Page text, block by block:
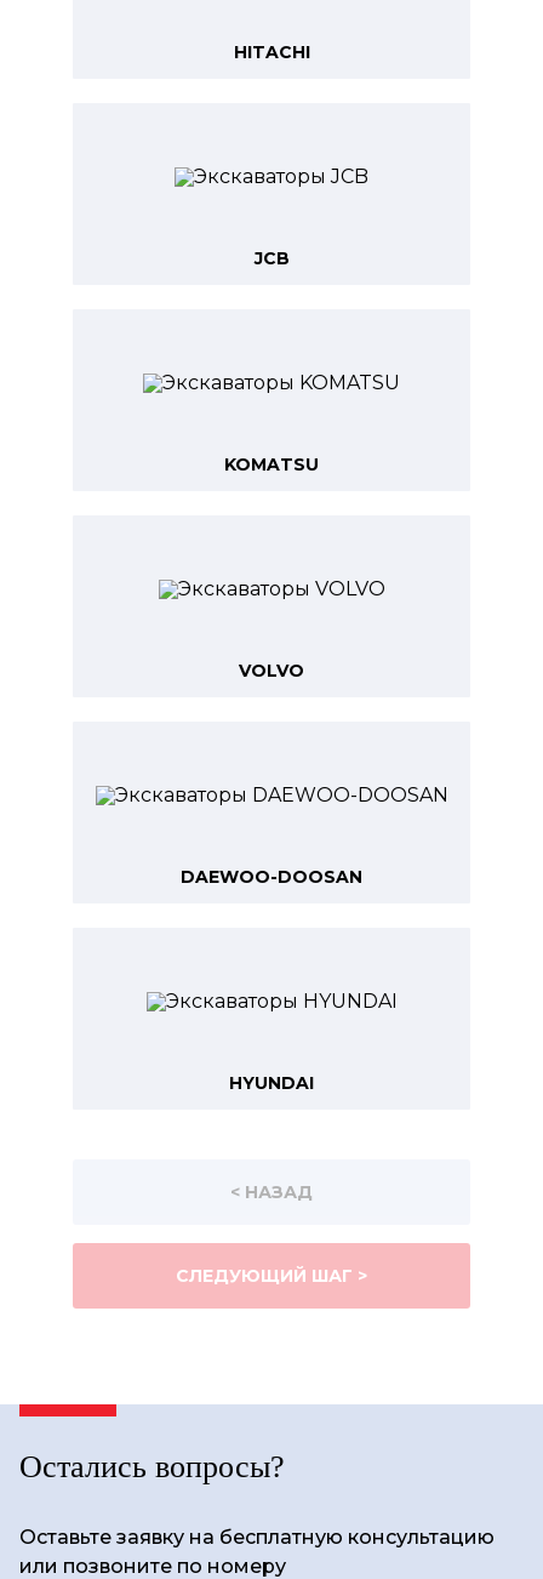
HITACHI
JCB
KOMATSU
VOLVO
DAEWOO-DOOSAN
HYUNDAI
< НАЗАД
СЛЕДУЮЩИЙ ШАГ >
Остались вопросы?
Оставьте заявку на бесплатную консультацию
или позвоните по номеру